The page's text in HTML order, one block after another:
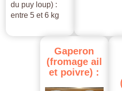
du puy loup) :
entre 5 et 6 kg
Gaperon
(fromage ail
et poivre) :